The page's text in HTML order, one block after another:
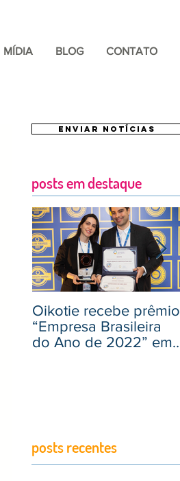
MÍDIA BLOG CONTATO
ENVIAR NOTÍCIAS
posts em destaque
Oikotie recebe prêmio
“Empresa Brasileira
do Ano de 2022” em
posts recentes